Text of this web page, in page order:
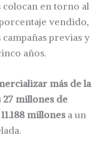
colocan en torno al
vendido,
previas y
años.
más de la
27 millones de
millonesa un